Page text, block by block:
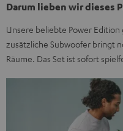
Darum lieben wir dieses
Unsere beliebte Power
zusätzliche Subwoofer bringt
Räume. Das Set ist sofort